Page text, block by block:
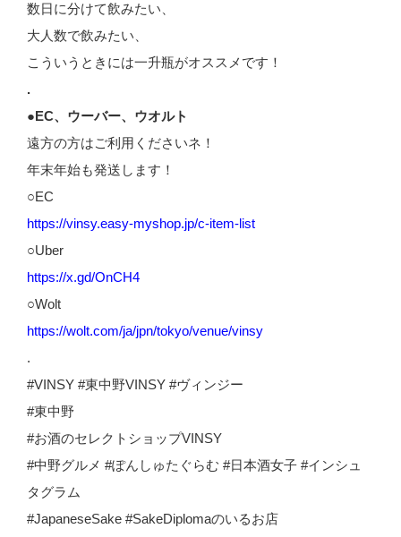
数日に分けて飲みたい、
大人数で飲みたい、
こういうときには一升瓶がオススメです！
.
●EC、ウーバー、ウオルト
遠方の方はご利用くださいネ！
年末年始も発送します！
○EC
https://vinsy.easy-myshop.jp/c-item-list
○Uber
https://x.gd/OnCH4
○Wolt
https://wolt.com/ja/jpn/tokyo/venue/vinsy
.
#VINSY #東中野VINSY #ヴィンジー
#東中野
#お酒のセレクトショップVINSY
#中野グルメ #ぽんしゅたぐらむ #日本酒女子 #インシュ
タグラム
#JapaneseSake #SakeDiplomaのいるお店